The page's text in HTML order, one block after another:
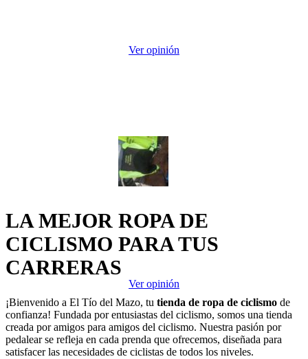
Ver opinión
Pues la verdad que se han portado muy bien conmigo y no tengo
palabras para el detalle que han hecho de la serigrafía a todo el
mundo le recomiendo la marca vuestra
Ver opinión
LA MEJOR ROPA DE
CICLISMO PARA TUS
CARRERAS
¡Bienvenido a El Tío del Mazo, tu tienda de ropa de ciclismo de
confianza! Fundada por entusiastas del ciclismo, somos una tienda
creada por amigos para amigos del ciclismo. Nuestra pasión por
pedalear se refleja en cada prenda que ofrecemos, diseñada para
satisfacer las necesidades de ciclistas de todos los niveles.